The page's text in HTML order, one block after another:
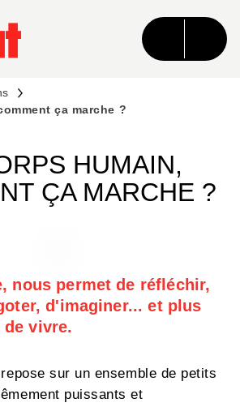
CONTENU
ça marche ?
HUMAIN,
ÇA MARCHE ?
nous permet de réfléchir,
d'imaginer... et plus
vivre.
sur un ensemble de petits
puissants et